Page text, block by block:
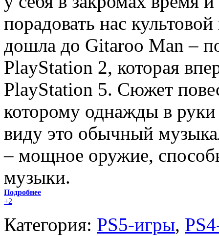
порадовать нас
дошла до Gitaroo Man –
PlayStation 2, которая
PlayStation 5. Сюжет
которому однажды в руки
виду это обычный
– мощное оружие,
музыки.
Подробнее
+2
Категория: PS5-игры,